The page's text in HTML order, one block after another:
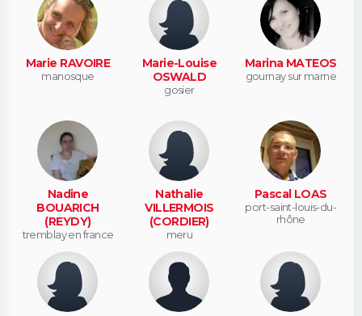
Marie RAVOIRE
manosque
Marie-Louise
OSWALD
gosier
Marina MATEOS
gournay sur marne
Nadine
BOUARICH
(REYDY)
tremblay en france
Nathalie
VILLERMOIS
(CORDIER)
meru
Pascal LOAS
port-saint-louis-du-
rhône